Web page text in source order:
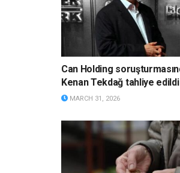
Can Holding
Kenan Tekdağ tahliye edildi
MARCH 31, 2026